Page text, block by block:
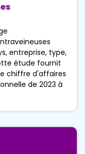
entreprise, type,
étude fournit
chiffre d'affaires
de 2023 à